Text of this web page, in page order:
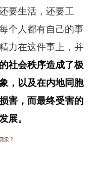
要生活，还要工
个人都有自己的事
力在这件事上，并
社会秩序造成了极
，以及在内地同胞
害，而最终受害的
展。